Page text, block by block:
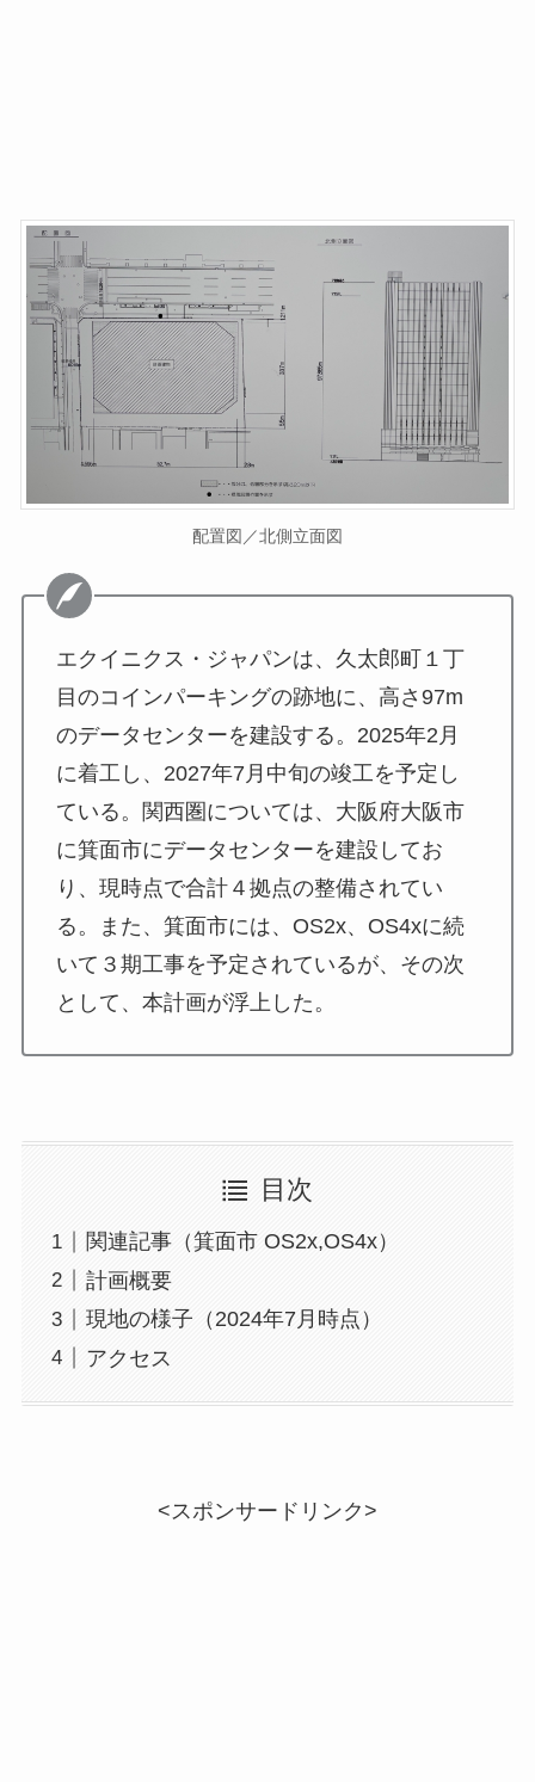
配置図／北側立面図
エクイニクス・ジャパンは、久太郎町１丁
目のコインパーキングの跡地に、高さ97m
のデータセンターを建設する。2025年2月
に着工し、2027年7月中旬の竣工を予定し
ている。関西圏については、大阪府大阪市
に箕面市にデータセンターを建設してお
り、現時点で合計４拠点の整備されてい
る。また、箕面市には、OS2x、OS4xに続
いて３期工事を予定されているが、その次
として、本計画が浮上した。
目次
関連記事（箕面市 OS2x,OS4x）
計画概要
現地の様子（2024年7月時点）
アクセス
<スポンサードリンク>